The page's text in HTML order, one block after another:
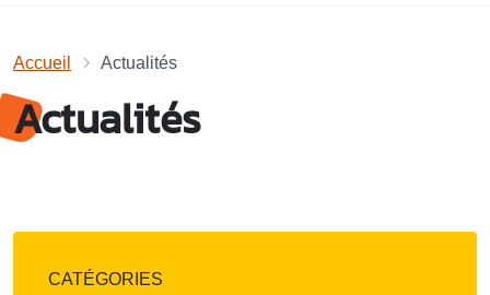
Accueil Actualités
Actualités
CATÉGORIES